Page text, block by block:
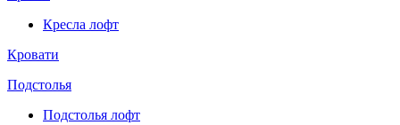
Кресла лофт
Кровати
Подстолья
Подстолья лофт